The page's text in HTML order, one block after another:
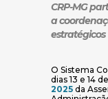
CRP-MG
a
estratégicos
O Sistema
dias 13 e 14
2025(abre
da